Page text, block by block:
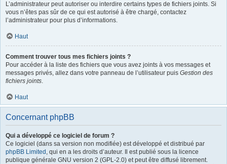
L’administrateur peut autoriser ou interdire certains types de fichiers joints. Si
vous n’êtes pas sûr de ce qui est autorisé à être chargé, contactez
l’administrateur pour plus d’informations.
Haut
Comment trouver tous mes fichiers joints ?
Pour accéder à la liste des fichiers que vous avez joints à vos messages et
messages privés, allez dans votre panneau de l’utilisateur puis Gestion des
fichiers joints.
Haut
Concernant phpBB
Qui a développé ce logiciel de forum ?
Ce logiciel (dans sa version non modifiée) est développé et distribué par
phpBB Limited , qui en a les droits d’auteur. Il est publié sous la licence
publique générale GNU version 2 (GPL-2.0) et peut être diffusé librement.